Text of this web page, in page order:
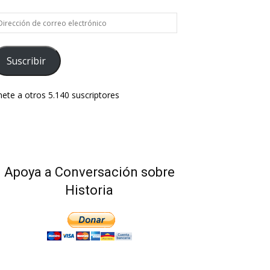
Suscribir
a otros 5.140 suscriptores
Apoya a Conversación sobre
Historia